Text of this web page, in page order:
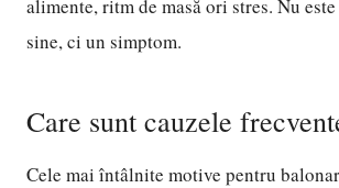
alimente, ritm de masă ori stres. Nu
sine, ci un simptom.
Care sunt cauzele
Cele mai întâlnite motive pentru